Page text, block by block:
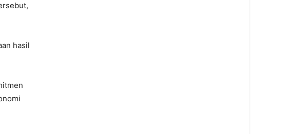
hasil